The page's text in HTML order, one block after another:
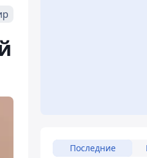
Последние